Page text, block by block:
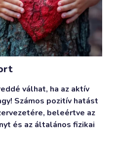
válhat, ha az aktív
Számos pozitív hatást
beleértve az
és az általános fizikai